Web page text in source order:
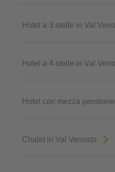
Hotel a 3 stelle in Val
Hotel a 4 stelle in Val
Hotel con mezza
Chalet in Val Venosta